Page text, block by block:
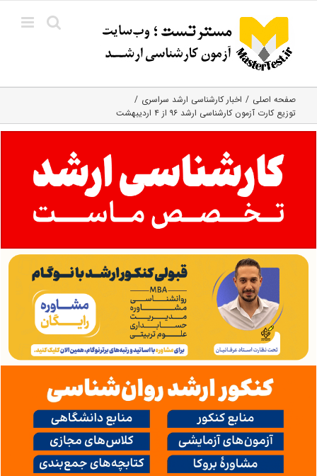
content
صفحه اصلی
اخبار کارشناسی ارشد سراسری
توزیع کارت آزمون کارشناسی ارشد ۹۶ از ۴ اردیبهشت